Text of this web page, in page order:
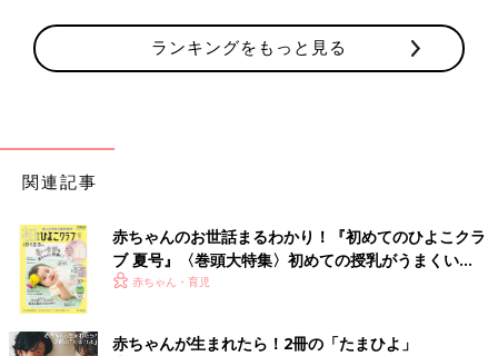
ランキングをもっと見る
関連記事
赤ちゃんのお世話まるわかり！『初めてのひよこクラ
ブ 夏号』〈巻頭大特集〉初めての授乳がうまくい
く！ おっぱい・ミルクの基本と夏のトラブル 解決テ
赤ちゃん・育児
赤ちゃんが生まれたら！2冊の「たまひよ」